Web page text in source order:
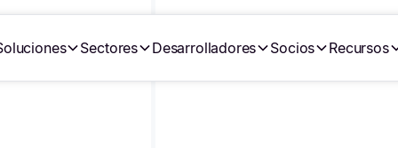
Sectores Desarrolladores Socios Recursos